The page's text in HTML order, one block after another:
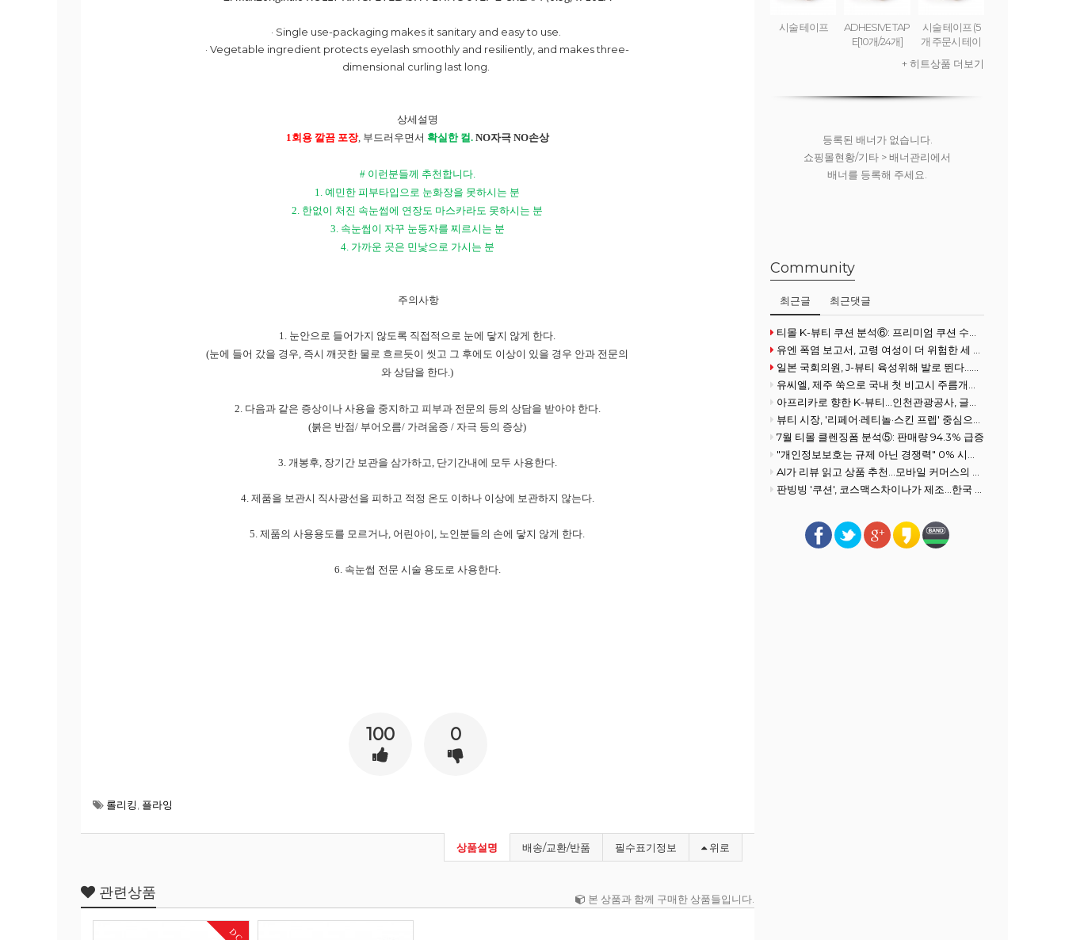
· Single use-packaging makes it sanitary and easy to use.
· Vegetable ingredient protects eyelash smoothly and resiliently, and makes three-
dimensional curling last long.
상세설명
1회용 깔끔 포장, 부드러우면서 확실한 컬. NO자극NO손상
# 이런분들께 추천합니다.
1.예민한 피부타입으로 눈화장을 못하시는 분
2. 한없이 처진 속눈썹에 연장도 마스카라도 못하시는 분
3. 속눈썹이 자꾸 눈동자를 찌르시는 분
4. 가까운 곳은 민낯으로 가시는 분
주의사항
1. 눈안으로 들어가지 않도록 직접적으로 눈에 닿지 않게 한다.
(눈에 들어 갔을 경우, 즉시 깨끗한 물로 흐르듯이 씻고 그 후에도 이상이 있을 경우 안과 전문의
와 상담을 한다.)
2. 다음과 같은 증상이나 사용을 중지하고 피부과 전문의 등의 상담을 받아야 한다.
(붉은 반점/ 부어오름/ 가려움증/ 자극 등의 증상)
3. 개봉후, 장기간 보관을 삼가하고, 단기간내에 모두 사용한다.
4. 제품을 보관시 직사광선을 피하고 적정 온도 이하나 이상에 보관하지 않는다.
5.제품의 사용용도를 모르거나, 어린아이, 노인분들의 손에 닿지 않게 한다.
6. 속눈썹 전문 시술 용도로 사용한다.
100 0
롤리킹 플라잉
상품설명 배송/교환/반품 필수표기정보 위로
본 상품과 함께 구매한 상품들입니다.
관련상품
DC
EAM
시술 테이프
ADHESIVE TAP
E[10개/24개]
시술 테이프 (5
개 주문시 테이
료)
+ 히트상품 더보기
등록된 배너가 없습니다.
쇼핑몰현황/기타 > 배너관리에서
배너를 등록해 주세요.
Community
최근글 최근댓글
티몰 K-뷰티 쿠션 분석⑥: 프리미엄 쿠션 수요 확대
유엔 폭염 보고서, 고령 여성이 더 위험한 세 가지 이유
일본 국회의원, J-뷰티 육성위해 발로 뛴다...화장품협회 방문
유씨엘, 제주 쑥으로 국내 첫 비고시 주름개선 기능성 획득
아프리카로 향한 K-뷰티…인천관광공사, 글로벌사우스 공략 강화
뷰티 시장, '리페어·레티놀·스킨 프렙' 중심으로 전개
7월 티몰 클렌징폼 분석⑤: 판매량 94.3% 급증
"개인정보보호는 규제 아닌 경쟁력" 0% 시장을 100% 필수재로 만든 여성
AI가 리뷰 읽고 상품 추천…모바일 커머스의 진화
판빙빙 '쿠션', 코스맥스차이나가 제조…한국 ODM 경쟁력 재조명